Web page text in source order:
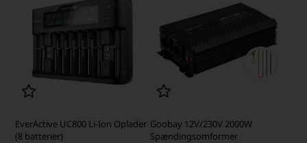
EverActive UC800 Li-Ion Oplader
(8 batterier)
Goobay 12V/230V 2000W
Spændingsomformer